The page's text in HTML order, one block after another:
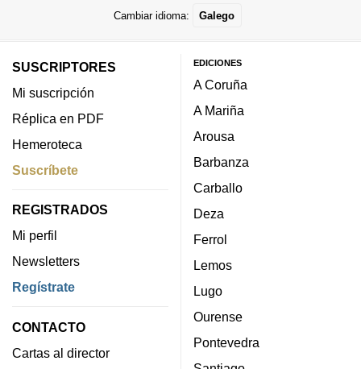
Cambiar idioma: Galego
SUSCRIPTORES
Mi suscripción
Réplica en PDF
Hemeroteca
Suscríbete
REGISTRADOS
Mi perfil
Newsletters
Regístrate
CONTACTO
Cartas al director
EDICIONES
A Coruña
A Mariña
Arousa
Barbanza
Carballo
Deza
Ferrol
Lemos
Lugo
Ourense
Pontevedra